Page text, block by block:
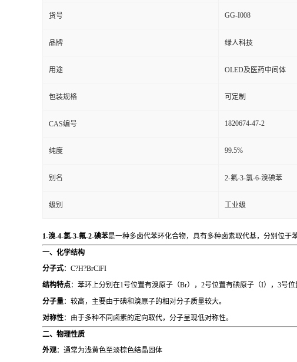
货号 GG-I008
品牌 绿人科技
用途 OLED及医药中间体
包装规格 可定制
CAS编号 1820674-47-2
纯度 99.5%
别名 2-氟-3-氯-6-溴碘苯
级别 工业级
1-溴-4-氯-3-氟-2-碘苯是一种多卤代苯环化合物，具有多种卤素取代基，分别位于
一、化学结构
分子式：C?H?BrClFI
结构特点：苯环上分别在1号位置有溴原子（Br），2号位置有碘原子（I），3号
分子量：较高，主要由于碘和溴原子的相对分子质量较大。
对称性：由于多种不同卤素的定向取代，分子呈现低对称性。
二、物理性质
外观：通常为浅黄色至淡棕色结晶固体